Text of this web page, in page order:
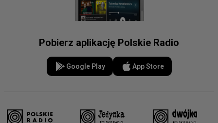
Pobierz aplikację Polskie Radio
Google Play App Store